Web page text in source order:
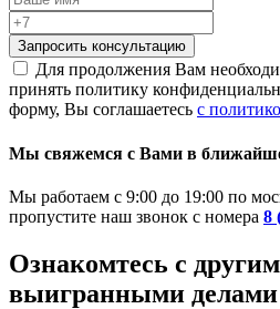
Запросить консультацию
Для продолжения Вам
принять политику
форму, Вы соглашаетесь с
Мы свяжемся с Вами в
Мы работаем с 9:00 до 19:00 по
пропустите наш звонок с номера 8
Ознакомтесь c
выигранными делами